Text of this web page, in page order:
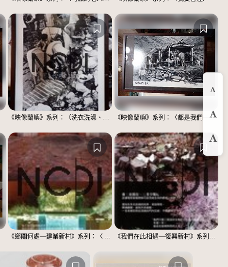
《映像蘭嶼》系列：〈洗衣洗澡、都在這裡〉 《映像蘭嶼》系列：〈都是我們一家人〉
《鄉關何處—建業新村》系列：〈 邱敬賢04〉 《我們在此相遇—復興新村》系列：〈殘響04〉
放